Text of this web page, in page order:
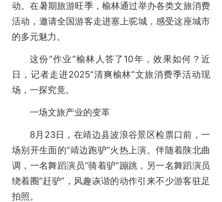
动。在暑期旅游旺季，榆林通过举办各类文旅消费
活动，邀请全国游客走进塞上驼城，感受这座城市
的多元魅力。
这份“作业”榆林人答了10年，效果如何？近
日，记者走进2025“清爽榆林”文旅消费季活动现
场，一探究竟。
一场文旅产业的变革
8月23日，在靖边县波浪谷景区检票口前，一
场别开生面的“靖边跑驴”火热上演。伴随着陕北曲
调，一名舞蹈演员“骑着驴”蹦跳，另一名舞蹈演员
绕着圈“赶驴”，风趣诙谐的动作引来不少游客驻足
拍照。